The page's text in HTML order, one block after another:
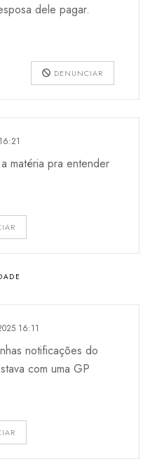
dele pagar.
DENUNCIAR
matéria pra entender
16:11
notificações do
com uma GP